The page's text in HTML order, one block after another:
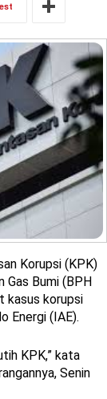
Korupsi (KPK)
Gas Bumi (BPH
kasus korupsi
Energi (IAE).
KPK,” kata
Senin